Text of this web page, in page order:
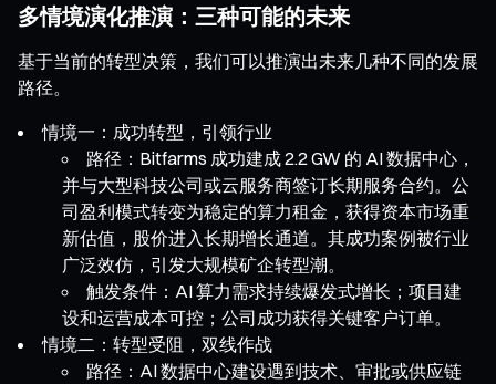
多情境演化推演：三种可能的未来
基于当前的转型决策，我们可以推演出未来几种不同的发展
路径。
情境一：成功转型，引领行业
路径：Bitfarms 成功建成 2.2 GW 的 AI 数据中心，
并与大型科技公司或云服务商签订长期服务合约。公
司盈利模式转变为稳定的算力租金，获得资本市场重
新估值，股价进入长期增长通道。其成功案例被行业
广泛效仿，引发大规模矿企转型潮。
触发条件：AI 算力需求持续爆发式增长；项目建
设和运营成本可控；公司成功获得关键客户订单。
情境二：转型受阻，双线作战
路径：AI 数据中心建设遇到技术、审批或供应链